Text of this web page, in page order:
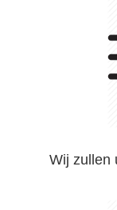
Wij zullen